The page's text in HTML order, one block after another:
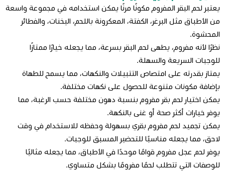
يعتبر لحم البقر المفروم مكونًا مرنًا يمكن استخدامه في مجموعة واسعة
من الأطباق مثل البرغر، الكفتة، المعكرونة باللحم، اليخنات، والفطائر
المحشوة.
نظرًا لأنه مفروم، يطهى لحم البقر بسرعة، مما يجعله خيارًا ممتازًا
للوجبات السريعة والسهلة.
يمتاز بقدرته على امتصاص التتبيلات والنكهات، مما يسمح للطهاة
بإضافة مكونات متنوعة للحصول على نكهات مختلفة.
يمكن اختيار لحم بقر مفروم بنسبة دهون مختلفة حسب الرغبة، مما
يوفر خيارات أكثر صحة أو غنى بالنكهة.
يمكن تجميد لحم مفروم بقري بسهولة وحفظه للاستخدام في وقت
لاحق، مما يجعله مناسبًا للتحضير المسبق للوجبات.
يوفر لحم عجل مفروم قوامًا موحدًا في الأطباق، مما يجعله مثاليًا
للوصفات التي تتطلب لحمًا مفرومًا بشكل متساوي.